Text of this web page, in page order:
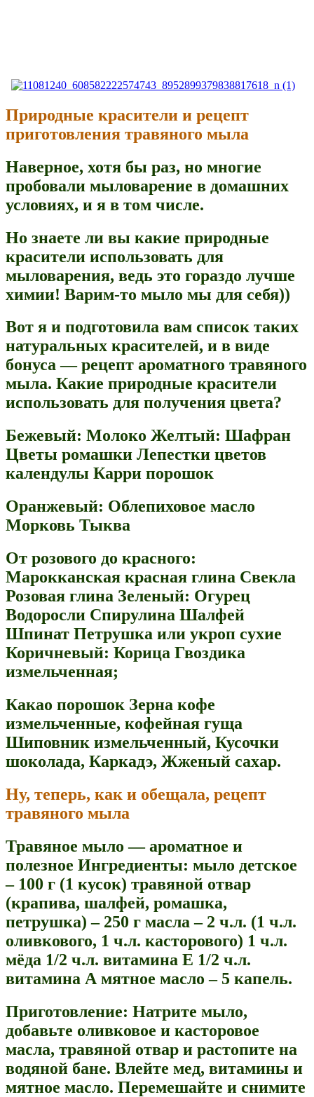
Природные красители и рецепт
приготовления травяного мыла
Наверное, хотя бы раз, но многие
пробовали мыловарение в домашних
условиях, и я в том числе.
Но знаете ли вы какие природные
красители использовать для
мыловарения, ведь это гораздо лучше
химии! Варим-то мыло мы для себя))
Вот я и подготовила вам список таких
натуральных красителей, и в виде
бонуса — рецепт ароматного травяного
мыла. Какие природные красители
использовать для получения цвета?
Бежевый: Молоко Желтый: Шафран
Цветы ромашки Лепестки цветов
календулы Карри порошок
Оранжевый: Облепиховое масло
Морковь Тыква
От розового до красного:
Марокканская красная глина Свекла
Розовая глина Зеленый: Огурец
Водоросли Спирулина Шалфей
Шпинат Петрушка или укроп сухие
Коричневый: Корица Гвоздика
измельченная;
Какао порошок Зерна кофе
измельченные, кофейная гуща
Шиповник измельченный, Кусочки
шоколада, Каркадэ, Жженый сахар.
Ну, теперь, как и обещала, рецепт
травяного мыла
Травяное мыло — ароматное и
полезное Ингредиенты: мыло детское
– 100 г (1 кусок) травяной отвар
(крапива, шалфей, ромашка,
петрушка) – 250 г масла – 2 ч.л. (1 ч.л.
оливкового, 1 ч.л. касторового) 1 ч.л.
мёда 1/2 ч.л. витамина Е 1/2 ч.л.
витамина А мятное масло – 5 капель.
Приготовление: Натрите мыло,
добавьте оливковое и касторовое
масла, травяной отвар и растопите на
водяной бане. Влейте мед, витамины и
мятное масло. Перемешайте и снимите